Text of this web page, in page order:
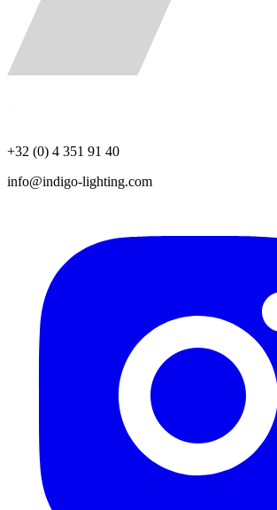
+32 (0) 4 351 91 40
info@indigo-lighting.com